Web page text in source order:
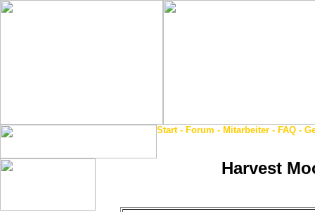
Start- Forum - Mitarbeiter - FAQ -
Harvest